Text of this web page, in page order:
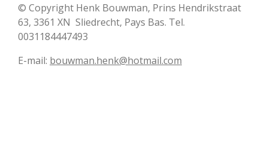
© Copyright Henk Bouwman, Prins Hendrikstraat
63, 3361 XN Sliedrecht, Pays Bas. Tel.
0031184447493
E-mail: bouwman.henk@hotmail.com